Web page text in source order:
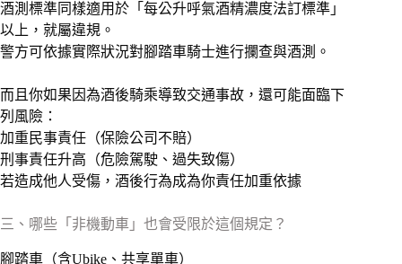
酒測標準同樣適用於「每公升呼氣酒精濃度法訂標準」
以上，就屬違規。
警方可依據實際狀況對腳踏車騎士進行攔查與酒測。
而且你如果因為酒後騎乘導致交通事故，還可能面臨下
列風險：
加重民事責任（保險公司不賠）
刑事責任升高（危險駕駛、過失致傷）
若造成他人受傷，酒後行為成為你責任加重依據
三、哪些「非機動車」也會受限於這個規定？
腳踏車（含Ubike、共享單車）